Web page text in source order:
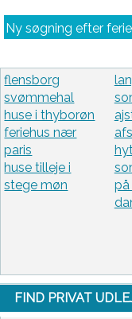
Ny søgning efter
flensborg
svømmehal
huse i thyborøn
feriehus nær
paris
huse tilleje i
stege møn
FIND PRIVAT